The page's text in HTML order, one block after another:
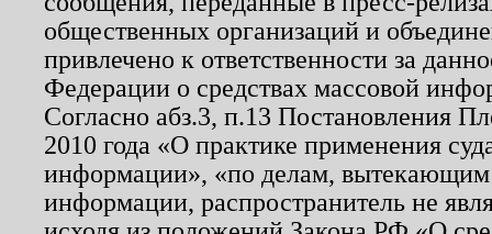
общественных организаций и
привлечено к ответственности за
Федерации о средствах массовой
Согласно абз.3, п.13 Постановления
2010 года «О практике применения
информации», «по делам, вытекающим
информации, распространитель не